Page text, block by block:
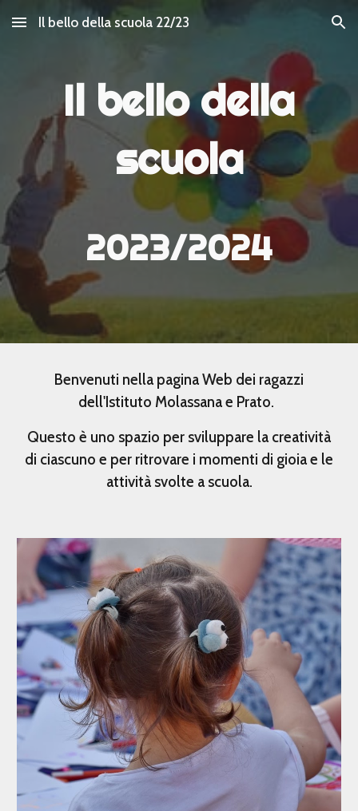
Skip to main content Skip to navigation
Il bello della scuola 22/23
Il bello della
scuola
2023/2024
Benvenuti nella pagina Web dei ragazzi
dell'Istituto Molassana e Prato.
Questo è uno spazio per sviluppare la creatività
di ciascuno e per ritrovare i momenti di gioia e le
attività svolte a scuola.